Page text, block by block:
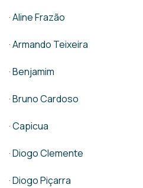
·Aline Frazão
·Armando Teixeira
·Benjamim
·Bruno Cardoso
·Capicua
·Diogo Clemente
·Diogo Piçarra